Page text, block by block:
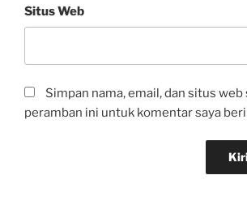
Situs Web
Simpan nama, email, dan situs web
peramban ini untuk komentar saya